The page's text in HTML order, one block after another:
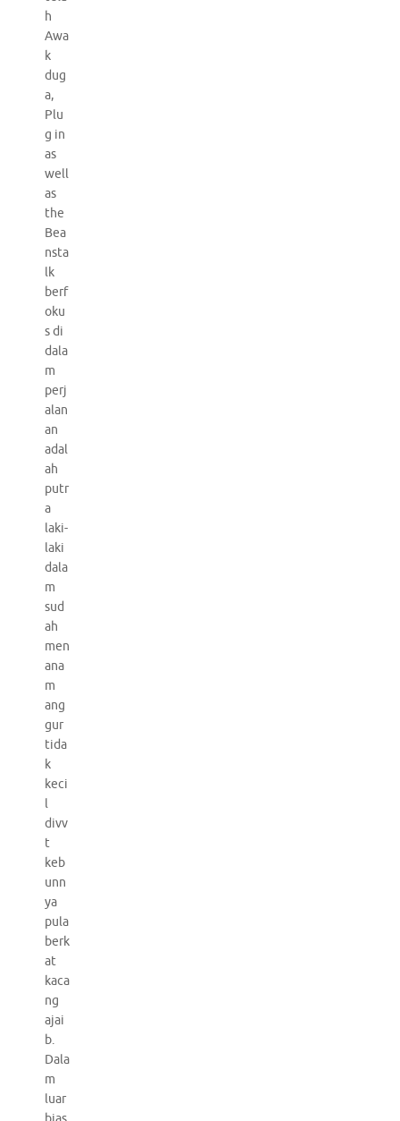
h
Awa
k
dug
a,
Plu
g in
as
well
as
the
Bea
nsta
lk
berf
oku
s di
dala
m
perj
alan
an
adal
ah
putr
a
laki-
laki
dala
m
sud
ah
men
ana
m
ang
gur
tida
k
keci
l
divv
t
keb
unn
ya
pula
berk
at
kaca
ng
ajai
b.
Dala
m
luar